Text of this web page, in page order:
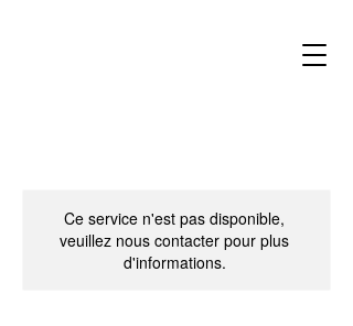
Ce service n'est pas disponible,
veuillez nous contacter pour plus
d'informations.